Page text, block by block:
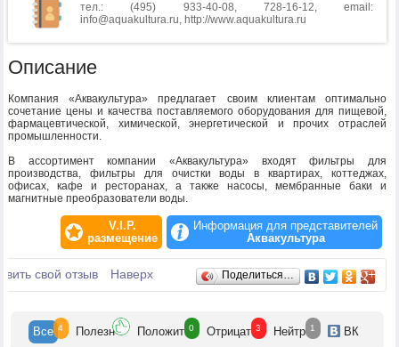
тел.: (495) 933-40-08, 728-16-12, email:
info@aquakultura.ru, http://www.aquakultura.ru
Описание
Компания «Аквакультура» предлагает своим клиентам оптимально
сочетание цены и качества поставляемого оборудования для пищевой,
фармацевтической, химической, энергетической и прочих отраслей
промышленности.
В ассортимент компании «Аквакультура» входят фильтры для
производства, фильтры для очистки воды в квартирах, коттеджах,
офисах, кафе и ресторанах, а также насосы, мембранные баки и
магнитные преобразователи воды.
V.I.P.
размещение
Информация для представителей
Аквакультура
Отзывы
свой отзыв Наверх Поделиться…
Все 4 Полезн Положит 0 Отрицат 3 Нейтр 1 ВК